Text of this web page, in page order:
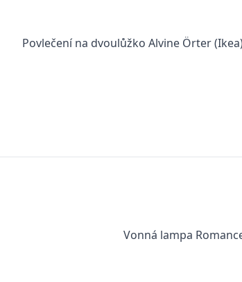
Povlečení na dvoulůžko Alvine Örter
Vonná lampa